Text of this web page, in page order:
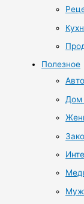
Полезное
Дом